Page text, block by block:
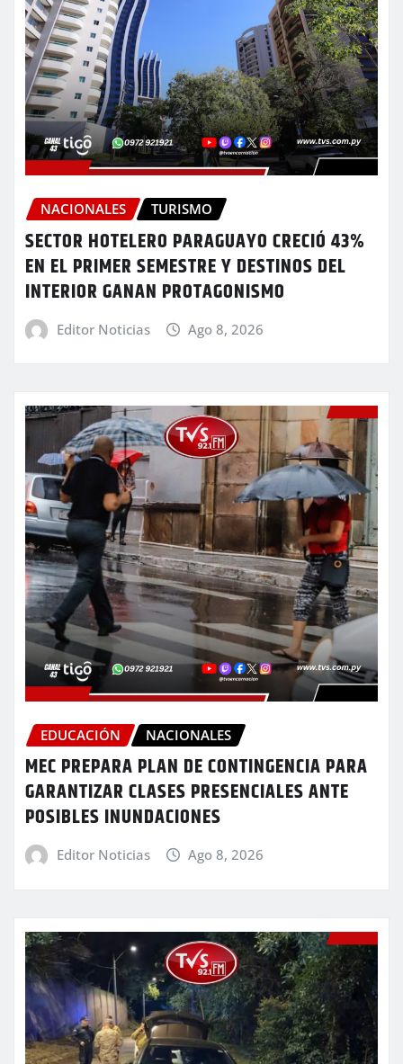
NACIONALES TURISMO
SECTOR HOTELERO PARAGUAYO CRECIÓ 43%
EN EL PRIMER SEMESTRE Y DESTINOS DEL
INTERIOR GANAN PROTAGONISMO
Editor Noticias Ago 8, 2026
EDUCACIÓN NACIONALES
MEC PREPARA PLAN DE CONTINGENCIA PARA
GARANTIZAR CLASES PRESENCIALES ANTE
POSIBLES INUNDACIONES
Editor Noticias Ago 8, 2026